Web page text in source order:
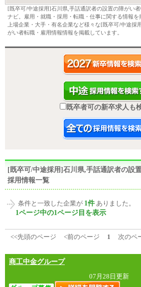
[既卒可/中途採用]石川県,手話通訳者の設置の障がい
ナビ。雇用・就職・採用・転職・仕事に関する情報を
上場企業・大手・有名企業など様々な[既卒可/中途採
がい者転職・雇用情報情報を掲載しています。
既卒者可の新卒求人も
[既卒可/中途採用]石川県,手話通訳者の設
採用情報一覧
条件と一致した企業が 1件 ありました。
1ページ中の1ページ目を表示
<<先頭のページ
<前のページ 1 次のペ
商工中金グループ
07月28日更新